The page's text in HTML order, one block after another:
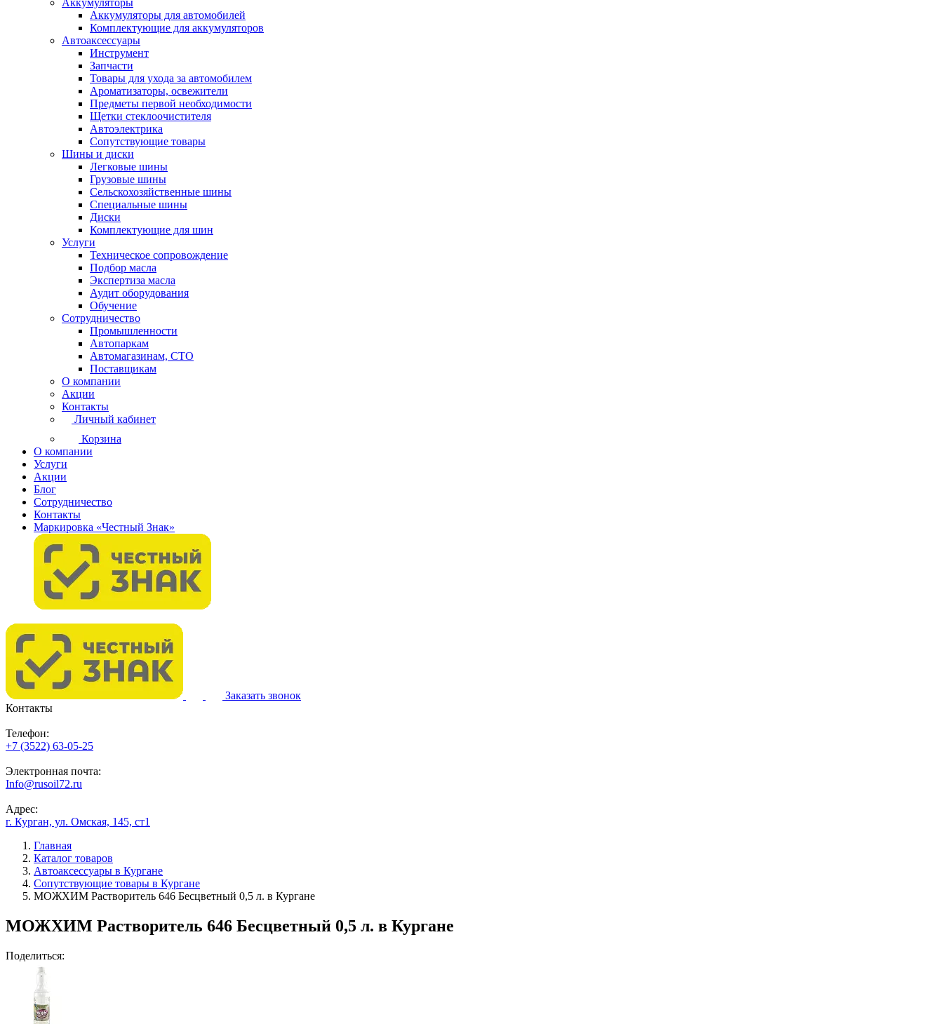
Аккумуляторы
Аккумуляторы для автомобилей
Комплектующие для аккумуляторов
Автоаксессуары
Инструмент
Запчасти
Товары для ухода за автомобилем
Ароматизаторы, освежители
Предметы первой необходимости
Щетки стеклоочистителя
Автоэлектрика
Сопутствующие товары
Шины и диски
Легковые шины
Грузовые шины
Сельскохозяйственные шины
Специальные шины
Диски
Комплектующие для шин
Услуги
Техническое сопровождение
Подбор масла
Экспертиза масла
Аудит оборудования
Обучение
Сотрудничество
Промышленности
Автопаркам
Автомагазинам, СТО
Поставщикам
О компании
Акции
Контакты
Личный кабинет
Корзина
О компании
Услуги
Акции
Блог
Сотрудничество
Контакты
Маркировка «Честный Знак»
Заказать звонок
Контакты
Телефон:
+7 (3522) 63-05-25
Электронная почта:
Info@rusoil72.ru
Адрес:
г. Курган, ул. Омская, 145, ст1
Главная
Каталог товаров
Автоаксессуары в Кургане
Сопутствующие товары в Кургане
МОЖХИМ Растворитель 646 Бесцветный 0,5 л. в Кургане
МОЖХИМ Растворитель 646 Бесцветный 0,5 л. в Кургане
Поделиться: